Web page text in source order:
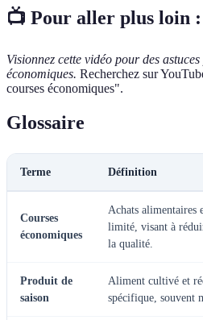
📺 Pour aller plus loin :
Visionnez cette vidéo pour des
économiques. Recherchez sur
courses économiques".
Glossaire
Terme Définition
Courses
économiques
Achats alimentaires
limité, visant à
la qualité.
Produit de
saison
Aliment cultivé et
spécifique, souvent